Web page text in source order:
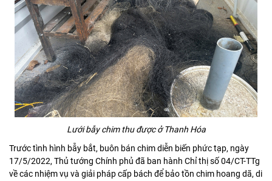
Lưới bẫy chim thu được ở Thanh Hóa
Trước tình hình bẫy bắt, buôn bán chim diễn biến phức tạp, ngày
17/5/2022, Thủ tướng Chính phủ đã ban hành Chỉ thị số 04/CT-TTg
về các nhiệm vụ và giải pháp cấp bách để bảo tồn chim hoang dã, di